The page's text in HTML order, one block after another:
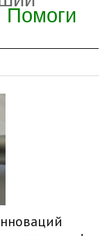
Помоги